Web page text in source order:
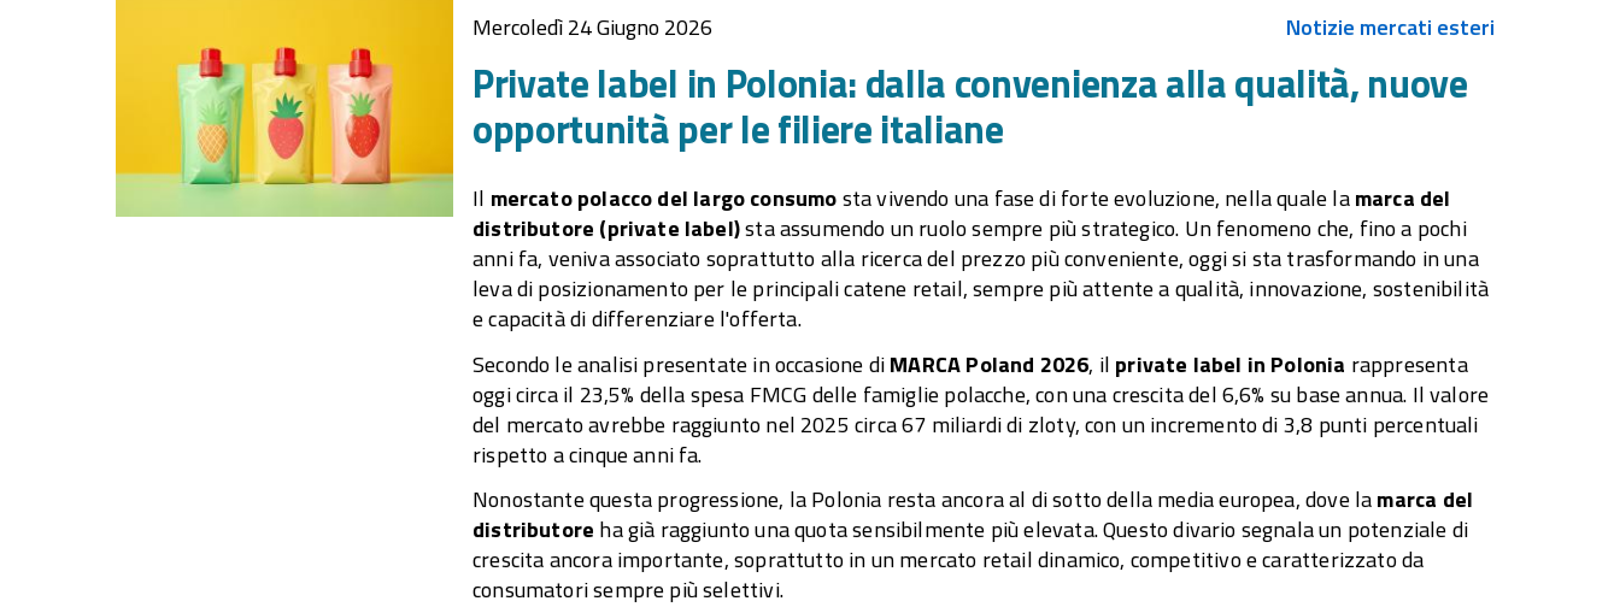
Mercoledì 24 Giugno 2026 Notizie mercati esteri
Private label in Polonia: dalla convenienza alla qualità, nuove
opportunità per le filiere italiane
Il mercato polacco del largo consumosta vivendo una fase di forte evoluzione, nella quale lamarca del
distributore (private label)sta assumendo un ruolo sempre più strategico. Un fenomeno che, fino a pochi
anni fa, veniva associato soprattutto alla ricerca del prezzo più conveniente, oggi si sta trasformando in una
leva di posizionamento per le principali catene retail, sempre più attente a qualità, innovazione, sostenibilità
e capacità di differenziare l'offerta.
Secondo le analisi presentate in occasione diMARCA Poland 2026, il private label in Polonia rappresenta
oggi circa il 23,5% della spesa FMCG delle famiglie polacche, con una crescita del 6,6% su base annua. Il valore
del mercato avrebbe raggiunto nel 2025 circa 67 miliardi di zloty, con un incremento di 3,8 punti percentuali
rispetto a cinque anni fa.
Nonostante questa progressione, la Polonia resta ancora al di sotto della media europea, dove lamarca del
distributore ha già raggiunto una quota sensibilmente più elevata. Questo divario segnala un potenziale di
crescita ancora importante, soprattutto in un mercato retail dinamico, competitivo e caratterizzato da
consumatori sempre più selettivi.